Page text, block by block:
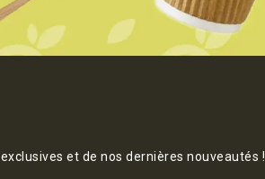
et de nos dernières nouveautés !